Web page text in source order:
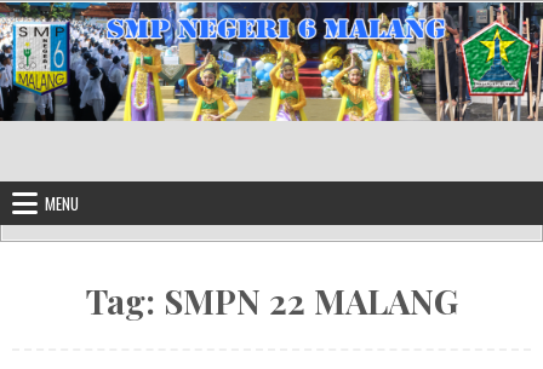
Skip to content
MENU
Tag: SMPN 22 MALANG